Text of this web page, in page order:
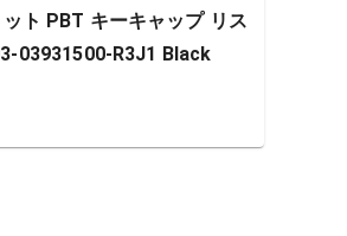
ト PBT キーキャップ リス
03931500-R3J1 Black